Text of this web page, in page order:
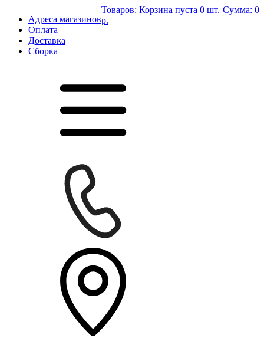
Адреса магазинов
Оплата
Доставка
Сборка
Товаров: Корзина пуста 0 шт. Сумма: 0
р.